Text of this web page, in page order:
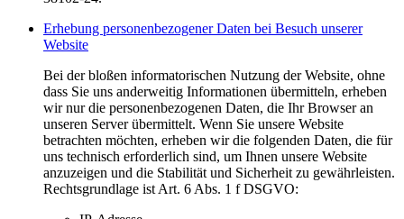
Erhebung personenbezogener Daten bei Besuch unserer
Website
Bei der bloßen informatorischen Nutzung der Website, ohne
dass Sie uns anderweitig Informationen übermitteln, erheben
wir nur die personenbezogenen Daten, die Ihr Browser an
unseren Server übermittelt. Wenn Sie unsere Website
betrachten möchten, erheben wir die folgenden Daten, die für
uns technisch erforderlich sind, um Ihnen unsere Website
anzuzeigen und die Stabilität und Sicherheit zu gewährleisten.
Rechtsgrundlage ist Art. 6 Abs. 1 f DSGVO: